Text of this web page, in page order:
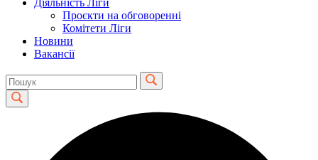
Проєкти на обговоренні
Комітети Ліги
Новини
Вакансії